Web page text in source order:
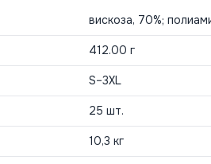
вискоза, 70%;
412.00 г
S–3XL
25 шт.
10,3 кг